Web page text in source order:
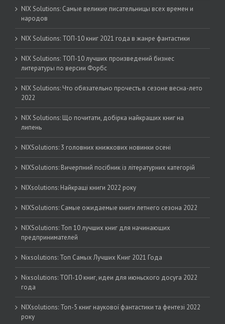
NIX Solutions: Самые великие писательницы всех времен и
народов
NIX Solutions: ТОП-10 книг 2021 года в жанре фантастики
NIX Solutions: ТОП-10 лучших произведений бизнес
литературы по версии Форбс
NIX Solutions: Что обязательно прочесть в сезоне весна-лето
2022
NIX Solutions: Що почитати, добірка найкращих книг на
липень
NIXSolutions: 3 головних книжкових новинки осені
NIXSolutions: Вичерпний посібник із літературних категорій
NIXsolutions: Найкращі книги 2022 року
NIXSolutions: Самые ожидаемые книги летнего сезона 2022
NIXSolutions: Топ 10 лучших книг для начинающих
предпринимателей
Nixsolutions: Топ Самых Лучших Книг 2021 Года
Nixsolutions: ТОП-10 книг, идеи для июньского досуга 2022
года
NIXsolutions: Топ-5 книг наукової фантастики та фентезі 2022
року